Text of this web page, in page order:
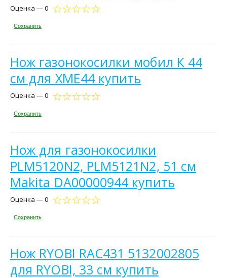
Оценка — 0
Сохранить
Нож газонокосилки мобил К 44
см для XME44 купить
Оценка — 0
Сохранить
Нож для газонокосилки
PLM5120N2, PLM5121N2, 51 см
Makita DA00000944 купить
Оценка — 0
Сохранить
Нож RYOBI RAC431 5132002805
для RYOBI, 33 см купить